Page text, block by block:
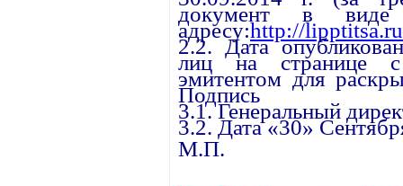
документ в
адресу:http://
2.2. Дата
лиц на странице с
эмитентом для
Подпись
3.1. Генеральный
3.2. Дата «30»
М.П.